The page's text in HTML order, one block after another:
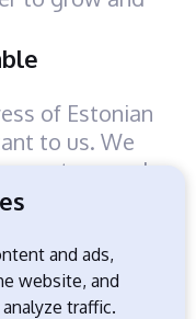
of Estonian
to us. We
to comply
quality
and ads,
website, and
traffic.